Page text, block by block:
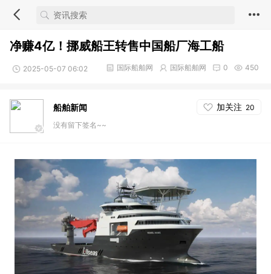
净赚4亿！挪威船王转售中国船厂海工船
2025-05-07 06:02 450
0
国际船舶网
国际船舶网
船舶新闻 加关注 20
没有留下签名~~